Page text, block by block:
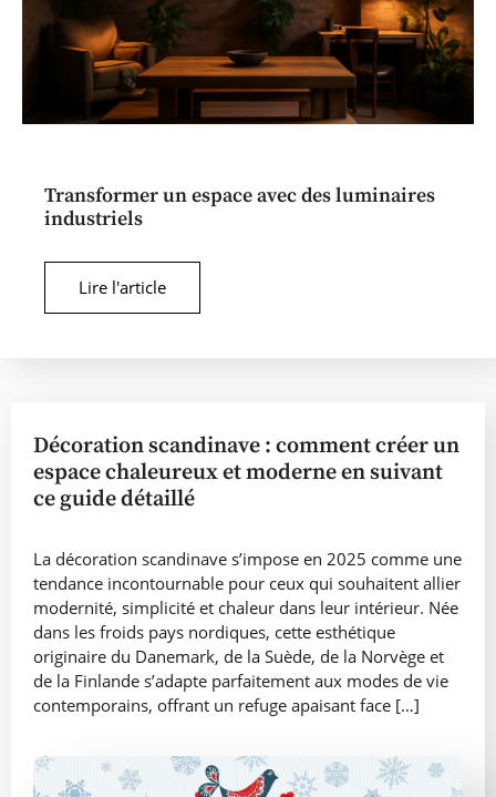
Transformer un espace avec des luminaires
industriels
Lire l'article
Décoration scandinave : comment créer un
espace chaleureux et moderne en suivant
ce guide détaillé
La décoration scandinave s’impose en 2025 comme une
tendance incontournable pour ceux qui souhaitent allier
modernité, simplicité et chaleur dans leur intérieur. Née
dans les froids pays nordiques, cette esthétique
originaire du Danemark, de la Suède, de la Norvège et
de la Finlande s’adapte parfaitement aux modes de vie
contemporains, offrant un refuge apaisant face […]